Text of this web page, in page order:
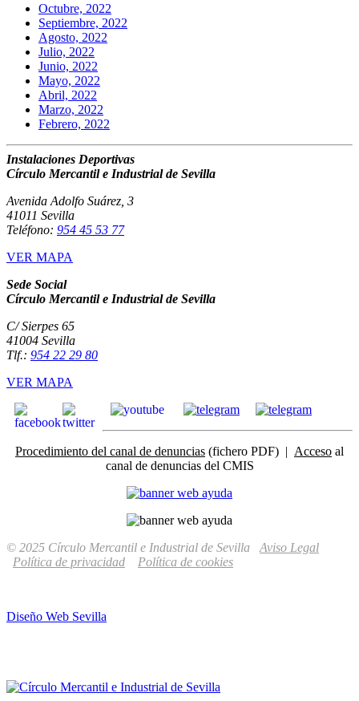
Octubre, 2022
Septiembre, 2022
Agosto, 2022
Julio, 2022
Junio, 2022
Mayo, 2022
Abril, 2022
Marzo, 2022
Febrero, 2022
Instalaciones Deportivas
Círculo Mercantil e Industrial de Sevilla
Avenida Adolfo Suárez, 3
41011 Sevilla
Teléfono: 954 45 53 77
VER MAPA
Sede Social
Círculo Mercantil e Industrial de Sevilla
C/ Sierpes 65
41004 Sevilla
Tlf.: 954 22 29 80
VER MAPA
Procedimiento del canal de denuncias (fichero PDF) | Acceso al
canal de denuncias del CMIS
© 2025 Círculo Mercantil e Industrial de Sevilla Aviso Legal
Política de privacidad
Política de cookies
Diseño Web Sevilla